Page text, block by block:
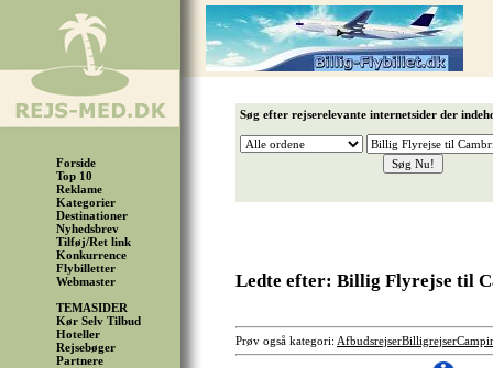
Forside
Top 10
Reklame
Kategorier
Destinationer
Nyhedsbrev
Tilføj/Ret link
Konkurrence
Flybilletter
Webmaster
TEMASIDER
Kør Selv Tilbud
Hoteller
Rejsebøger
Partnere
Søg efter rejserelevante internetsider der
Ledte efter: Billig Flyrejse til
Prøv også kategori: AfbudsrejserBilligrejser